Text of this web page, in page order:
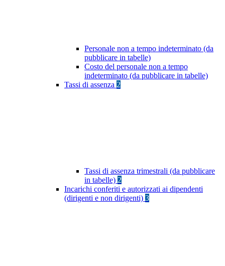
Personale non a tempo indeterminato (da
pubblicare in tabelle)
Costo del personale non a tempo
indeterminato (da pubblicare in tabelle)
Tassi di assenza 2
Tassi di assenza trimestrali (da pubblicare
in tabelle) 2
Incarichi conferiti e autorizzati ai dipendenti
(dirigenti e non dirigenti) 3